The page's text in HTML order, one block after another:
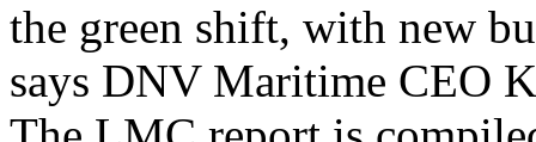
the green shift, with new
says DNV Maritime CEO